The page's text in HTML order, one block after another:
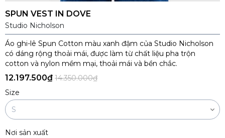
SPUN VEST IN DOVE
Studio Nicholson
Áo ghi-lê Spun Cotton màu xanh đậm của Studio Nicholson
có dáng rộng thoải mái, được làm từ chất liệu pha trộn
cotton và nylon mềm mại, thoải mái và bền chắc.
12.197.500₫ 14.350.000₫
Size
Nơi sản xuất